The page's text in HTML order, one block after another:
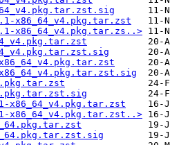
x86_64_v4.pkg.tar.zst
x86_64_v4.pkg.tar.zs..>
x86_64_v4.pkg.tar.zst
x86_64_v4.pkg.tar.zst..>